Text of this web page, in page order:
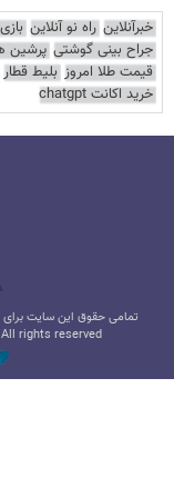
خبرآنلاین راه نو آنلاین
جراح بینی گوشتی پرشین
قیمت طلا امروز بلیط قطار
خرید اکانت chatgpt
تمامی حقوق این سایت برای
rights reserved